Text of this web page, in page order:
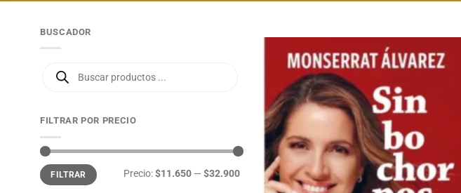
BUSCADOR
Búsqueda
FILTRAR POR PRECIO
Precio
mínimo
Precio
máximo
FILTRAR Precio:$11.650 — $32.900